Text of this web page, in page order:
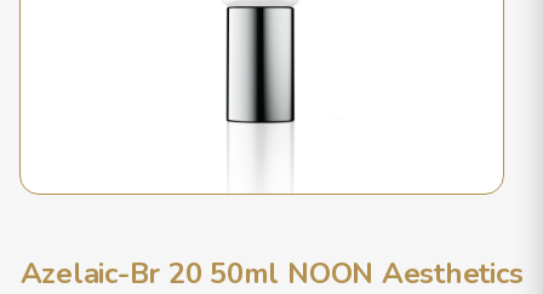
Azelaic-Br 20 50ml NOON Aesthetics